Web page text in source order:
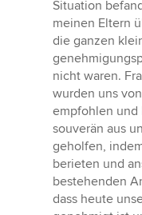
Sternen
Situation
meinen Eltern
die ganzen
nicht waren.
wurden uns
empfohlen und
souverän aus
geholfen,
berieten und
bestehenden
dass heute